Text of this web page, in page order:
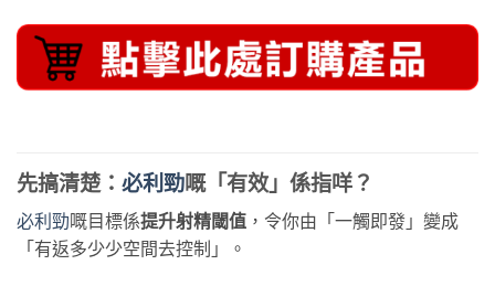
先搞清楚： 必利勁嘅「有效」係指咩？
必利勁嘅目標係提升射精閾值 ，令你由「一觸即發」變成
「有返多少少空間去控制」。